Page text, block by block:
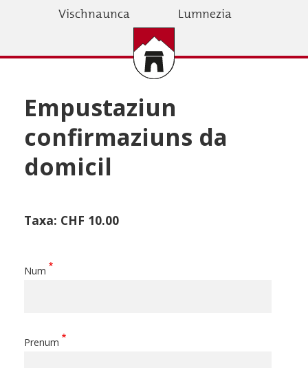
Vischnaunca Lumnezia
Empustaziun
confirmaziuns da
domicil
Taxa: CHF 10.00
Num
Prenum